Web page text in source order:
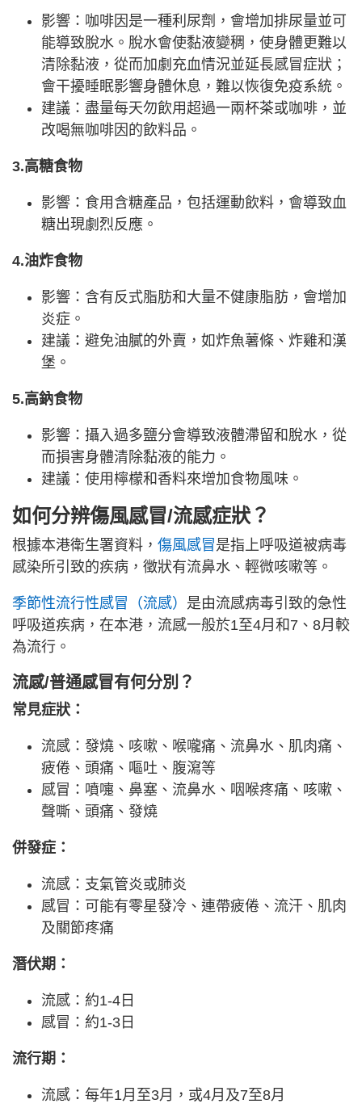
影響：咖啡因是一種利尿劑，會增加排尿量並可
能導致脫水。脫水會使黏液變稠，使身體更難以
清除黏液，從而加劇充血情況並延長感冒症狀；
會干擾睡眠影響身體休息，難以恢復免疫系統。
建議：盡量每天勿飲用超過一兩杯茶或咖啡，並
改喝無咖啡因的飲料品。
3.高糖食物
影響：食用含糖產品，包括運動飲料，會導致血
糖出現劇烈反應。
4.油炸食物
影響：含有反式脂肪和大量不健康脂肪，會增加
炎症。
建議：避免油膩的外賣，如炸魚薯條、炸雞和漢
堡。
5.高鈉食物
影響：攝入過多鹽分會導致液體滯留和脫水，從
而損害身體清除黏液的能力。
建議：使用檸檬和香料來增加食物風味。
如何分辨傷風感冒/流感症狀 ？
根據本港衛生署資料， 傷風感冒是指上呼吸道被病毒
感染所引致的疾病，徵狀有流鼻水、輕微咳嗽等。
季節性流行性感冒（流感） 是由流感病毒引致的急性
呼吸道疾病，在本港，流感一般於1至4月和7、8月較
為流行。
流感/普通感冒有何分別？
常見症狀：
流感：發燒、咳嗽、喉嚨痛、流鼻水、肌肉痛、
疲倦、頭痛、嘔吐、腹瀉等
感冒：噴嚏、鼻塞、流鼻水、咽喉疼痛、咳嗽、
聲嘶、頭痛、發燒
併發症：
流感：支氣管炎或肺炎
感冒：可能有零星發冷、連帶疲倦、流汗、肌肉
及關節疼痛
潛伏期：
流感：約1-4日
感冒：約1-3日
流行期：
流感：每年1月至3月，或4月及7至8月